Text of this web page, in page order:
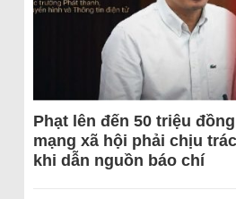
Phạt lên đến 50 triệu
mạng xã hội phải chịu
khi dẫn nguồn báo chí